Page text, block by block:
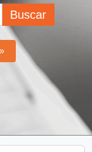
Buscar